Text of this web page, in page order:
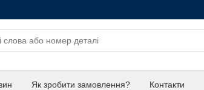
Як зробити замовлення? Контакти